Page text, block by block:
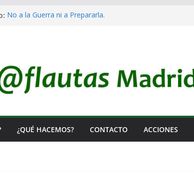
No a la Guerra ni a Prepararla.
¿QUÉ HACEMOS? CONTACTO ACCIONES